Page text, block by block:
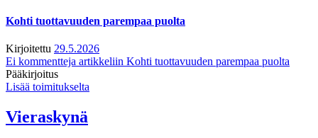
Kohti tuottavuuden parempaa puolta
Kirjoitettu 29.5.2026
Ei kommentteja artikkeliin Kohti tuottavuuden parempaa puolta
Pääkirjoitus
Lisää toimitukselta
Vieraskynä